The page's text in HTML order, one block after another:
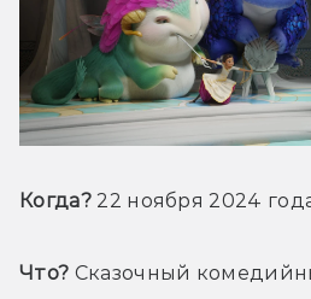
Когда? 22 ноября 2024
Что? Сказочный